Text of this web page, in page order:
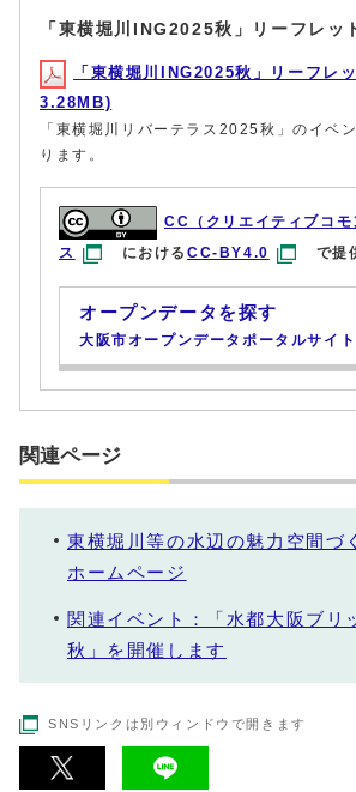
「東横堀川ING2025秋」リーフレッ
「東横堀川ING2025秋」リーフレ
3.28MB)
「東横堀川リバーテラス2025秋」のイベ
ります。
CC（クリエイティブコモ
ス
におけるCC-BY4.0 で提
オープンデータを探す
大阪市オープンデータポータルサイト
関連ページ
東横堀川等の水辺の魅力空間
ホームページ
関連イベント：「水都大阪ブリ
秋」を開催します
SNSリンクは別ウィンドウで開きます